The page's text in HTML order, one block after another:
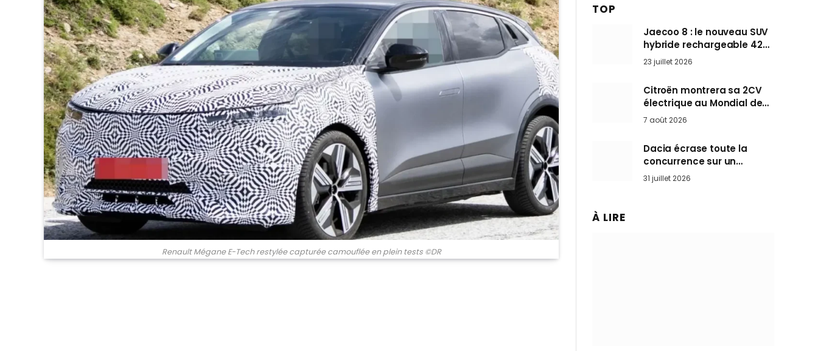
Renault Mégane E-Tech restylée capturée camouflée en plein tests ©DR
TOP
Jaecoo 8 : le nouveau SUV
hybride rechargeable 428
ch qui vise l’Audi Q7 arrive
en Europe cet automne
23 juillet 2026
Citroën montrera sa 2CV
électrique au Mondial de
Paris pendant que BMW et
7 août 2026
Dacia écrase toute la
concurrence sur un
marché où personne ne
l’attendait
31 juillet 2026
À LIRE